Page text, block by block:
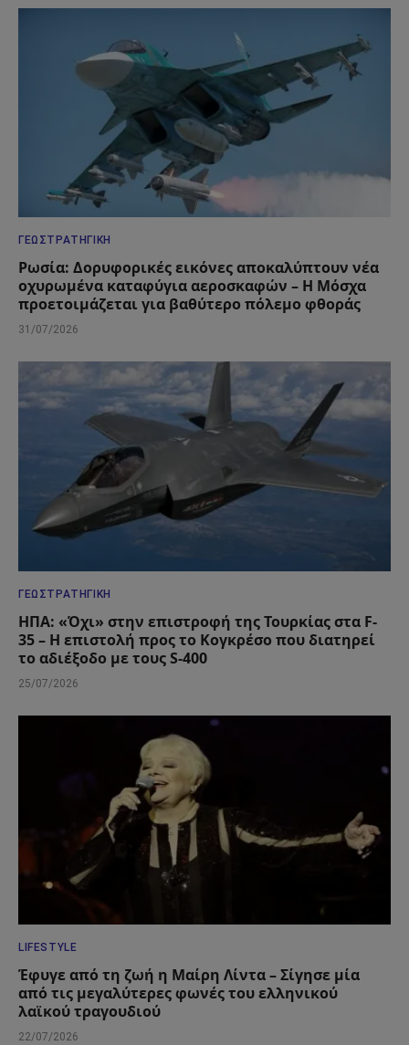
ΓΕΩΣΤΡΑΤΗΓΙΚΉ
Ρωσία: Δορυφορικές εικόνες αποκαλύπτουν νέα
οχυρωμένα καταφύγια αεροσκαφών – Η Μόσχα
προετοιμάζεται για βαθύτερο πόλεμο φθοράς
31/07/2026
ΓΕΩΣΤΡΑΤΗΓΙΚΉ
ΗΠΑ: «Όχι» στην επιστροφή της Τουρκίας στα F-
35 – Η επιστολή προς το Κογκρέσο που διατηρεί
το αδιέξοδο με τους S-400
25/07/2026
LIFESTYLE
Έφυγε από τη ζωή η Μαίρη Λίντα – Σίγησε μία
από τις μεγαλύτερες φωνές του ελληνικού
λαϊκού τραγουδιού
22/07/2026